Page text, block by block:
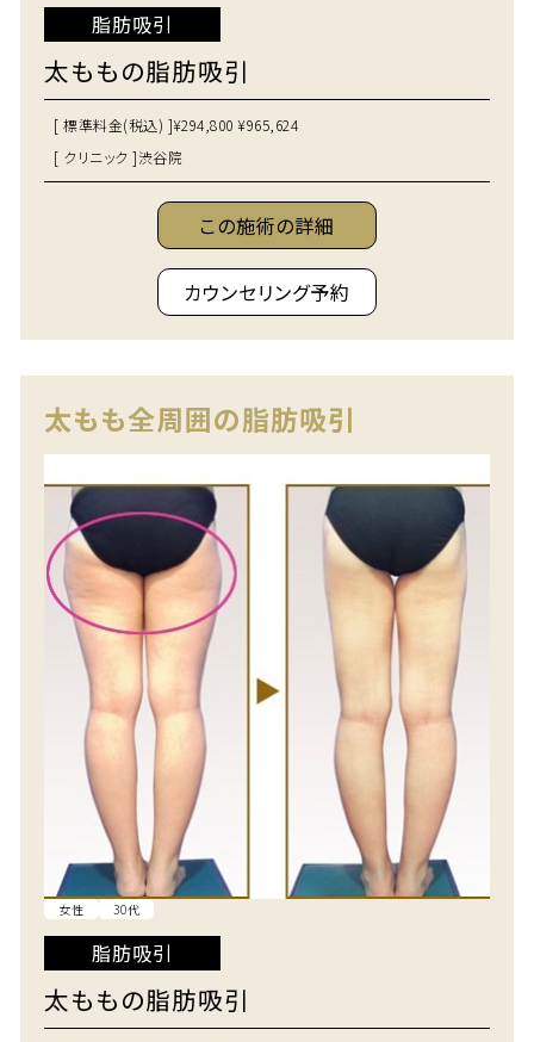
脂肪吸引
太ももの脂肪吸引
[ 標準料金(税込) ]¥294,800 ¥965,624
[ クリニック ]渋谷院
この施術の詳細
カウンセリング予約
太もも全周囲の脂肪吸引
女性 30代
脂肪吸引
太ももの脂肪吸引